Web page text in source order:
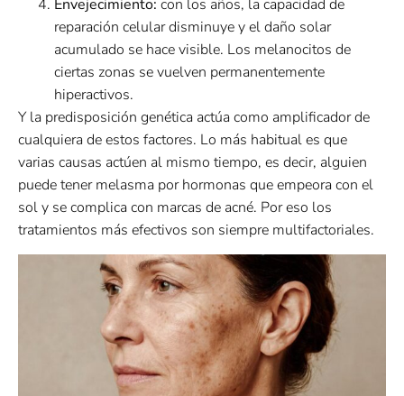
Envejecimiento: con los años, la capacidad de
reparación celular disminuye y el daño solar
acumulado se hace visible. Los melanocitos de
ciertas zonas se vuelven permanentemente
hiperactivos.
Y la predisposición genética actúa como amplificador de
cualquiera de estos factores. Lo más habitual es que
varias causas actúen al mismo tiempo, es decir, alguien
puede tener melasma por hormonas que empeora con el
sol y se complica con marcas de acné. Por eso los
tratamientos más efectivos son siempre multifactoriales.